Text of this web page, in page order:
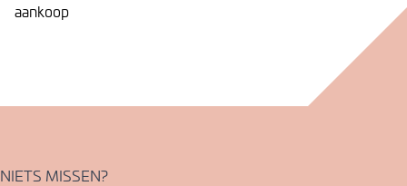
aankoop
NIETS MISSEN?